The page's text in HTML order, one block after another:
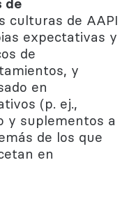
culturas de AAPI
expectativas y
de
y
en
(p. ej.,
y suplementos a
de los que
en